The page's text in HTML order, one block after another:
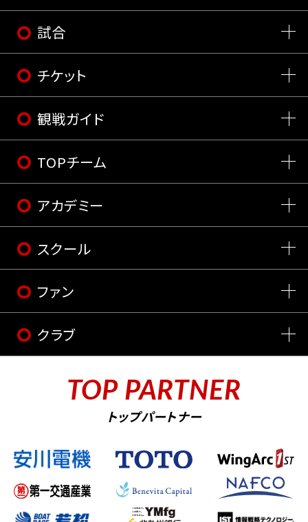
試合
チケット
観戦ガイド
TOPチーム
アカデミー
スクール
ファン
クラブ
TOP PARTNER
トップパートナー